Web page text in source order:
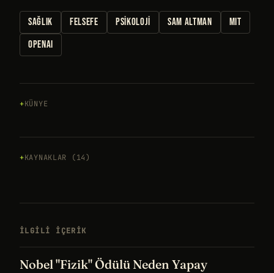
SAĞLIK FELSEFE PSIKOLOJI SAM ALTMAN
MIT
OPENAI
KÜNYE
KAYNAKLAR (14)
İLGILI IÇERIK
Nobel "Fizik" Ödülü Neden Yapay